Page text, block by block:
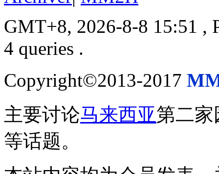
GMT+8, 2026-8-8 15:51 ,
4 queries .
Copyright©2013-2017
主要讨论马来西亚第二
等话题。